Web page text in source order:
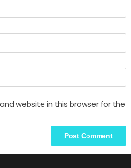
website in this browser for the